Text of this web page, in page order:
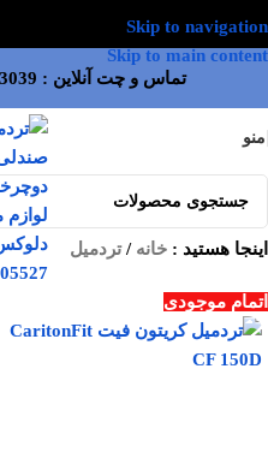
Skip to navigation
Skip to main content
تماس و چت آنلاین :
منو
اینجا هستید : خانه /تردمیل
اتمام موجودی